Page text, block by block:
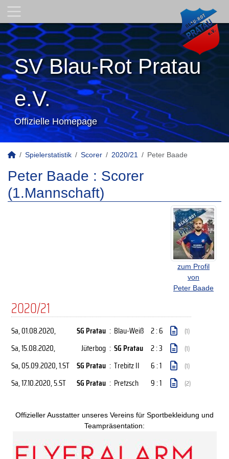
SV Blau-Rot Pratau
e.V.
Offizielle Homepage
Spielerstatistik Scorer 2020/21 Peter Baade
Peter Baade : Scorer
(1.Mannschaft)
zum Profil
von
Peter Baade
2020/21
Sa, 01.08.2020, SG Pratau : Blau-Weiß 2 : 6 (1)
Sa, 15.08.2020, Jüterbog : SG Pratau 2 : 3 (1)
Sa, 05.09.2020, 1.ST SG Pratau : Trebitz II 6 : 1 (1)
Sa, 17.10.2020, 5.ST SG Pratau : Pretzsch 9 : 1 (2)
Offizieller Ausstatter unseres Vereins für Sportbekleidung und
Teampräsentation: